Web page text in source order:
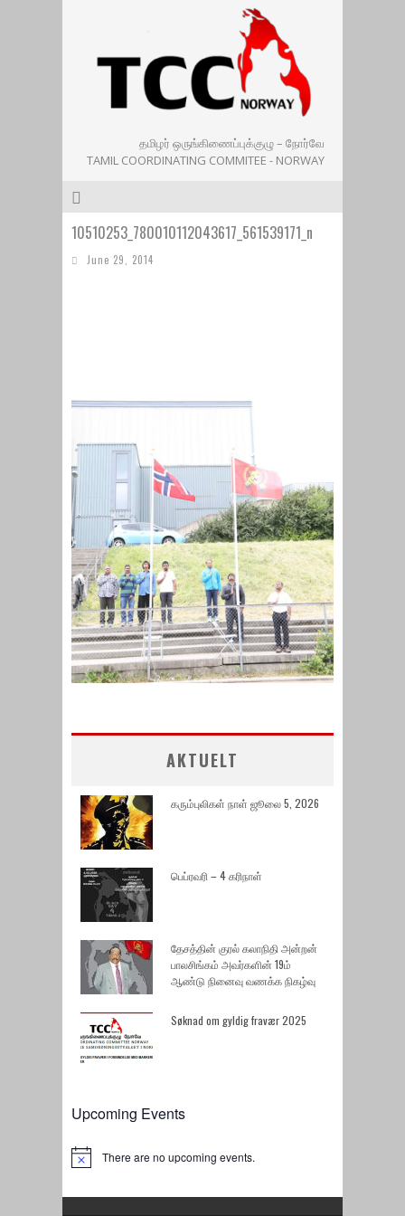
தமிழர் ஒருங்கிணைப்புக்குழு – நோர்வே
TAMIL COORDINATING COMMITEE - NORWAY
10510253_780010112043617_561539171_n
June 29, 2014
AKTUELT
கரும்புலிகள் நாள் ஜூலை 5, 2026
பெப்ரவரி – 4 கரிநாள்
தேசத்தின் குரல் கலாநிதி அன்றன்
பாலசிங்கம் அவர்களின் 19ம்
ஆண்டு நினைவு வணக்க நிகழ்வு
Søknad om gyldig fravær 2025
Upcoming Events
Notice There are no upcoming events.